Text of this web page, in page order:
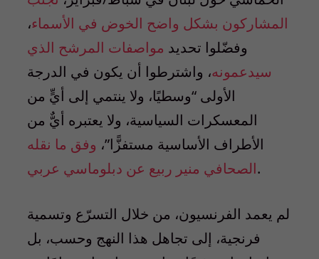
المشاركون بشكل واضح الخوض في الأسماء،
وفضّلوا تحديد مواصفات المرشح الذي
سيدعمونه، واشترطوا أن يكون في الدرجة
الأولى “وسطيًا، ولا ينتمي إلى أيٍّ من
المعسكرات السياسية، ولا يعتبره أيٌّ من
الأطراف الأساسية مستفزًّا”، وفق ما نقله
الصحافي منير ربيع عن دبلوماسي عربي.
لم يعمد الفرنسيون، من خلال التسرّع وتسمية
فرنجية، إلى تجاهل هذا النهج وحسب، بل